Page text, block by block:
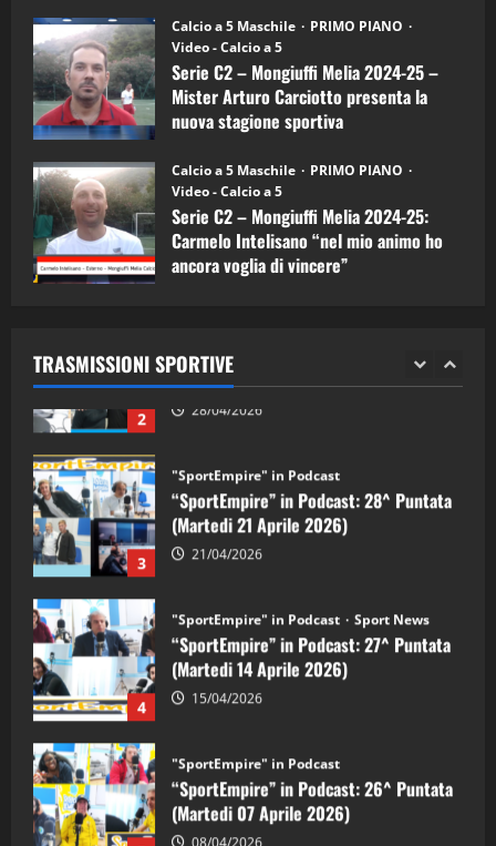
Calcio a 5 Maschile
PRIMO PIANO
Video - Calcio a 5
Serie C2 – Mongiuffi Melia 2024-25 –
Mister Arturo Carciotto presenta la
nuova stagione sportiva
Calcio a 5 Maschile
PRIMO PIANO
Video - Calcio a 5
Serie C2 – Mongiuffi Melia 2024-25:
Carmelo Intelisano “nel mio animo ho
ancora voglia di vincere”
TRASMISSIONI SPORTIVE
5
“SportEmpire” in Podcast: 26^ Puntata
(Martedi 07 Aprile 2026)
08/04/2026
1
“SportEmpire” in Podcast: 30^ Puntata
(Martedi 05 Maggio 2026)
08/05/2026
2 28/04/2026
3
(Martedi 21 Aprile 2026)
21/04/2026
4
(Martedi 14 Aprile 2026)
15/04/2026
5
(Martedi 07 Aprile 2026)
08/04/2026